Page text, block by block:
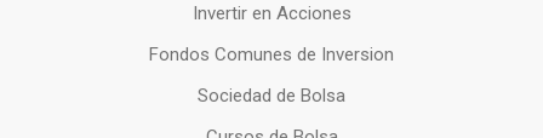
Invertir en Acciones
Fondos Comunes de Inversion
Sociedad de Bolsa